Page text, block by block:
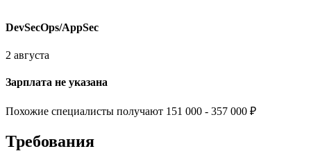
DevSecOps/AppSec
2 августа
Зарплата не указана
Похожие специалисты получают 151 000 - 357 000 ₽
Требования